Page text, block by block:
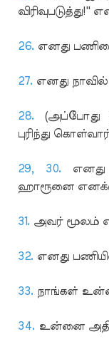
விரிவுபடுத்து!''
26. எனது
27. எனது
28.
புரிந்து
29, 30. எனது
ஹாரூனை
31. அவர் மூலம்
32. எனது
33. நாங்கள்
34. உன்னை